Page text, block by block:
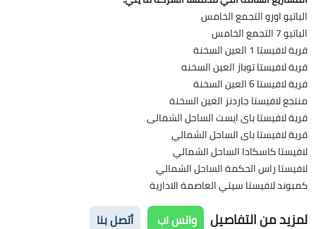
الباتيو اورو التجمع الخامس
الباتيو 7 التجمع الخامس
قرية لافيستا 1 العين السخنة
قرية لافيستا توباز العين السخنه
قرية لافيستا 6 العين السخنة
منتجع لافيستا جاردنز العين السخنة
قرية لافيستا باى ايست الساحل الشمالى
قرية لافيستا باى الساحل الشمالي
لافيستا كاسكادا الساحل الشمالي
لافيستا راس الحكمة الساحل الشمالي
كمبوند لافيستا سيتي العاصمة الادارية
لمزيد من التفاصيل واتس اب أتصل بنا